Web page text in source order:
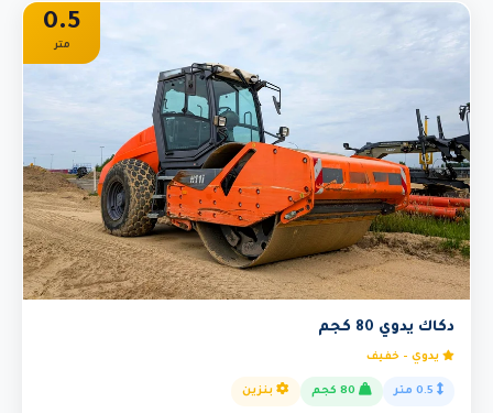
0.5
متر
دكاك يدوي 80 كجم
يدوي - خفيف
بنزين